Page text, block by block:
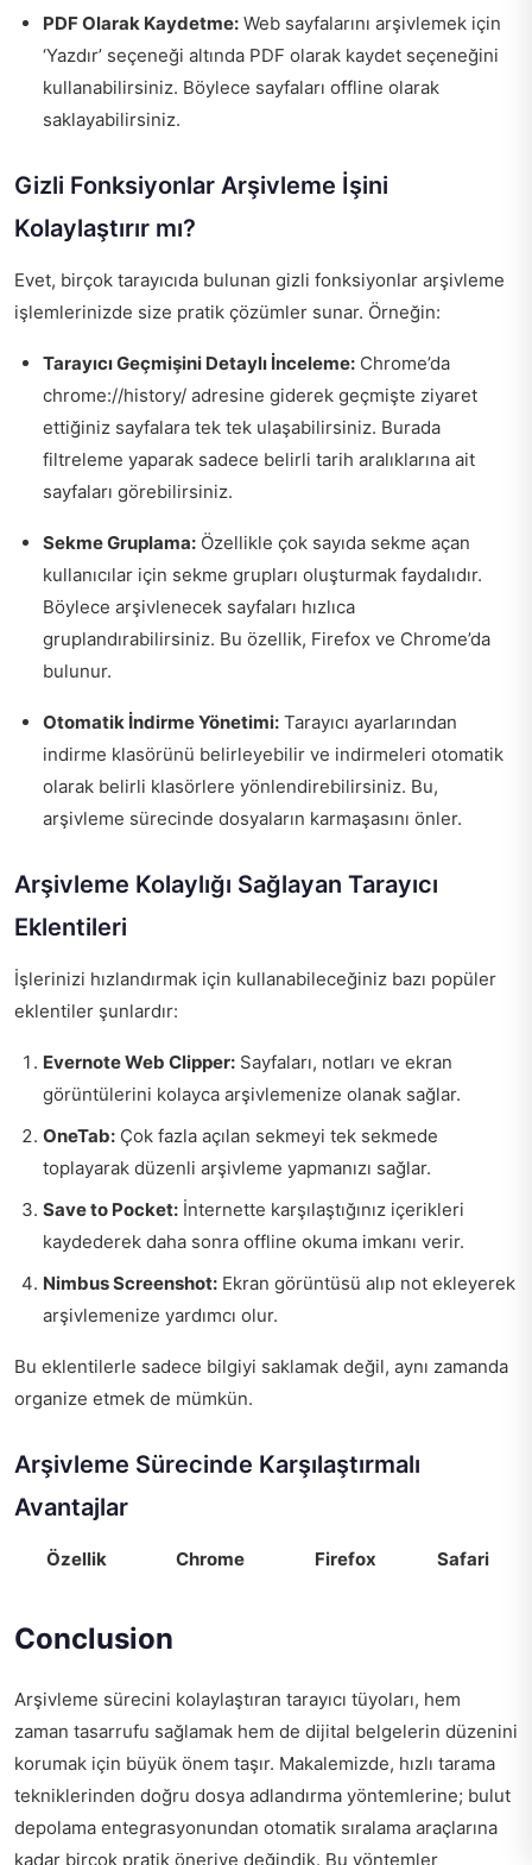
PDF Olarak Kaydetme: Web sayfalarını arşivlemek için
‘Yazdır’ seçeneği altında PDF olarak kaydet seçeneğini
kullanabilirsiniz. Böylece sayfaları offline olarak
saklayabilirsiniz.
Gizli Fonksiyonlar Arşivleme İşini
Kolaylaştırır mı?
Evet, birçok tarayıcıda bulunan gizli fonksiyonlar arşivleme
işlemlerinizde size pratik çözümler sunar. Örneğin:
Tarayıcı Geçmişini Detaylı İnceleme: Chrome’da
chrome://history/ adresine giderek geçmişte ziyaret
ettiğiniz sayfalara tek tek ulaşabilirsiniz. Burada
filtreleme yaparak sadece belirli tarih aralıklarına ait
sayfaları görebilirsiniz.
Sekme Gruplama: Özellikle çok sayıda sekme açan
kullanıcılar için sekme grupları oluşturmak faydalıdır.
Böylece arşivlenecek sayfaları hızlıca
gruplandırabilirsiniz. Bu özellik, Firefox ve Chrome’da
bulunur.
Otomatik İndirme Yönetimi: Tarayıcı ayarlarından
indirme klasörünü belirleyebilir ve indirmeleri otomatik
olarak belirli klasörlere yönlendirebilirsiniz. Bu,
arşivleme sürecinde dosyaların karmaşasını önler.
Arşivleme Kolaylığı Sağlayan Tarayıcı
Eklentileri
İşlerinizi hızlandırmak için kullanabileceğiniz bazı popüler
eklentiler şunlardır:
Evernote Web Clipper: Sayfaları, notları ve ekran
görüntülerini kolayca arşivlemenize olanak sağlar.
OneTab: Çok fazla açılan sekmeyi tek sekmede
toplayarak düzenli arşivleme yapmanızı sağlar.
Save to Pocket: İnternette karşılaştığınız içerikleri
kaydederek daha sonra offline okuma imkanı verir.
Nimbus Screenshot: Ekran görüntüsü alıp not ekleyerek
arşivlemenize yardımcı olur.
Bu eklentilerle sadece bilgiyi saklamak değil, aynı zamanda
organize etmek de mümkün.
Arşivleme Sürecinde Karşılaştırmalı
Avantajlar
Özellik Chrome Firefox Safari
Conclusion
Arşivleme sürecini kolaylaştıran tarayıcı tüyoları, hem
zaman tasarrufu sağlamak hem de dijital belgelerin düzenini
korumak için büyük önem taşır. Makalemizde, hızlı tarama
tekniklerinden doğru dosya adlandırma yöntemlerine; bulut
depolama entegrasyonundan otomatik sıralama araçlarına
kadar birçok pratik öneriye değindik. Bu yöntemler